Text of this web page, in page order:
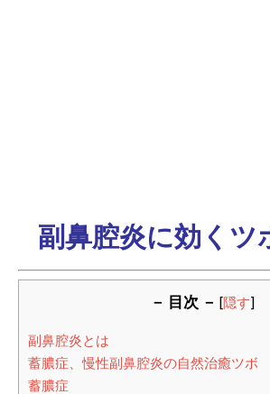
副鼻腔炎に効くツ
－ 目次 － [隠す]
副鼻腔炎とは
蓄膿症、慢性副鼻腔炎の自然治癒ツボ
蓄膿症